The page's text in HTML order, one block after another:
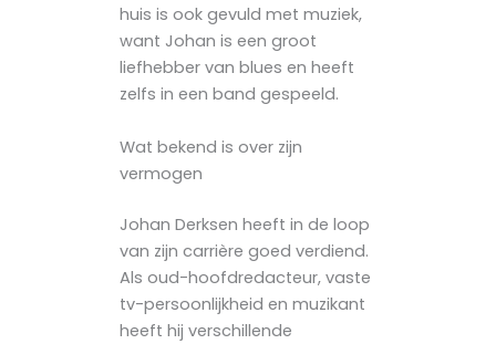
huis is ook gevuld met muziek,
want Johan is een groot
liefhebber van blues en heeft
zelfs in een band gespeeld.
Wat bekend is over zijn
vermogen
Johan Derksen heeft in de loop
van zijn carrière goed verdiend.
Als oud-hoofdredacteur, vaste
tv-persoonlijkheid en muzikant
heeft hij verschillende